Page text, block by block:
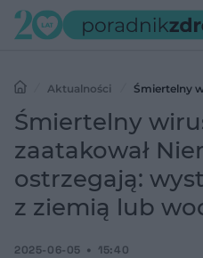
Aktualności
Śmiertelny
Eksperci ostrzegają: wystarczy
Śmiertelny
zaatakował
ostrzegają:
z ziemią lub
2025-06-05 15:40